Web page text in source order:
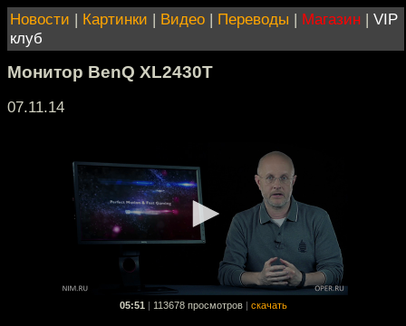
Новости | Картинки | Видео | Переводы | Магазин | VIP
клуб
Монитор BenQ XL2430T
07.11.14
05:51 113678 просмотров скачать